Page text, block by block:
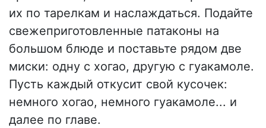
их по тарелкам и наслаждаться. Подайте
свежеприготовленные патаконы на
большом блюде и поставьте рядом две
миски: одну с хогао, другую с гуакамоле.
Пусть каждый откусит свой кусочек:
немного хогао, немного гуакамоле... и
далее по главе.